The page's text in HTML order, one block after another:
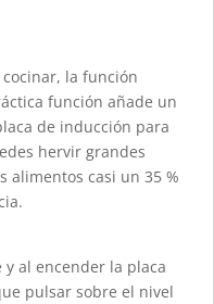
la función
función añade un
de inducción para
hervir grandes
alimentos casi un 35 %
al encender la placa
pulsar sobre el nivel